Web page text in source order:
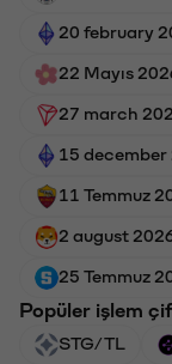
20 february
22 Mayıs
27 march
15 december
11 Temmuz
2 august
25 Temmuz
Popüler işlem
STG/TL